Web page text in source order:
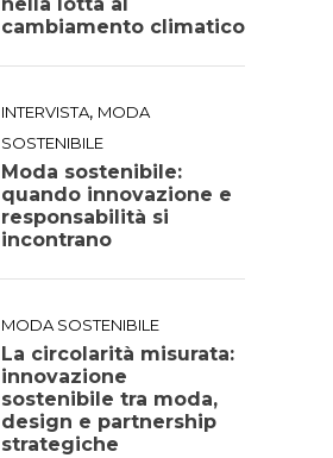
cambiamento climatico
INTERVISTA, MODA
SOSTENIBILE
Moda sostenibile:
quando innovazione e
responsabilità si
incontrano
MODA SOSTENIBILE
La circolarità misurata:
innovazione
sostenibile tra moda,
design e partnership
strategiche